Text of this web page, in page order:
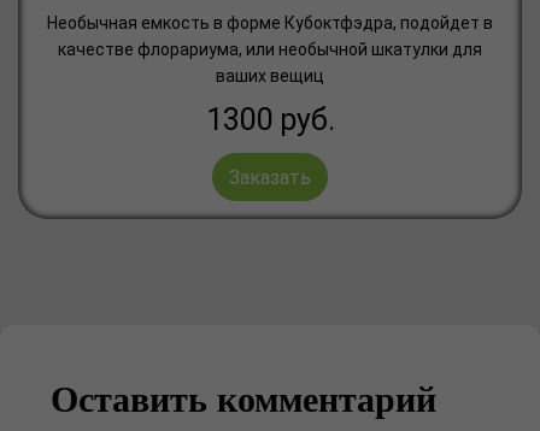
Необычная емкость в форме Кубоктфэдра, подойдет в
качестве флорариума, или необычной шкатулки для
ваших вещиц
1300 руб.
Заказать
Оставить комментарий